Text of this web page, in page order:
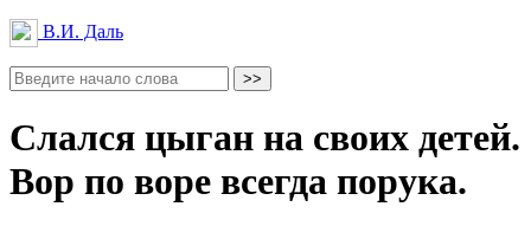
В.И. Даль
Слался цыган на своих детей.
Вор по воре всегда порука.